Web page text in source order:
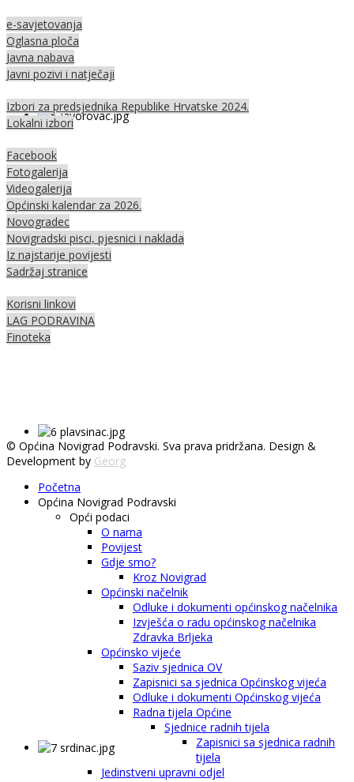
e-savjetovanja
Oglasna ploča
Javna nabava
Javni pozivi i natječaji
Izbori za predsjednika Republike Hrvatske 2024.
Lokalni izbori
Facebook
Fotogalerija
Videogalerija
Općinski kalendar za 2026.
Novogradec
Novigradski pisci, pjesnici i naklada
Iz najstarije povijesti
Sadržaj stranice
Korisni linkovi
LAG PODRAVINA
Finoteka
© Općina Novigrad Podravski. Sva prava pridržana. Design &
Development by Georg
Početna
Općina Novigrad Podravski
Opći podaci
O nama
Povijest
Gdje smo?
Kroz Novigrad
Općinski načelnik
Odluke i dokumenti općinskog načelnika
Izvješća o radu općinskog načelnika
Zdravka Brljeka
Općinsko vijeće
Saziv sjednica OV
Zapisnici sa sjednica Općinskog vijeća
Odluke i dokumenti Općinskog vijeća
Radna tijela Općine
Sjednice radnih tijela
Zapisnici sa sjednica radnih
tijela
Jedinstveni upravni odjel